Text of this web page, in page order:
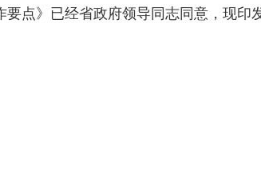
》已经省政府领导同志同意，现印发